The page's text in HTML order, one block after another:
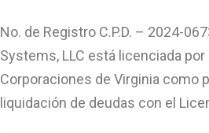
No. de Registro C.P.D. – 2024-
Systems, LLC está licenciada
Corporaciones de Virginia como
liquidación de deudas con el